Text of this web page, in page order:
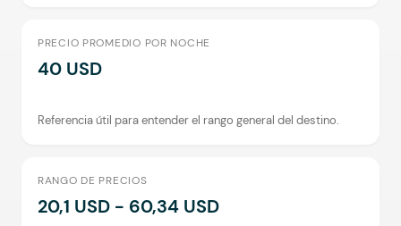
PRECIO PROMEDIO POR NOCHE
40 USD
Referencia útil para entender el rango general del destino.
RANGO DE PRECIOS
20,1 USD - 60,34 USD